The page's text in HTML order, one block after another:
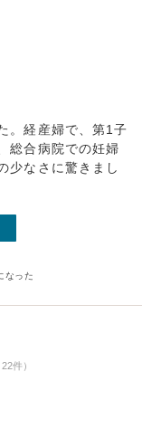
。経産婦で、第1子
総合病院での妊婦
少なさに驚きまし
なった
件）